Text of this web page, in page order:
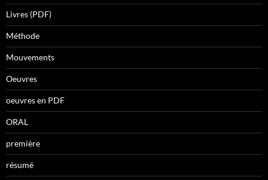
Livres (PDF)
Méthode
Mouvements
Oeuvres
oeuvres en PDF
ORAL
première
résumé